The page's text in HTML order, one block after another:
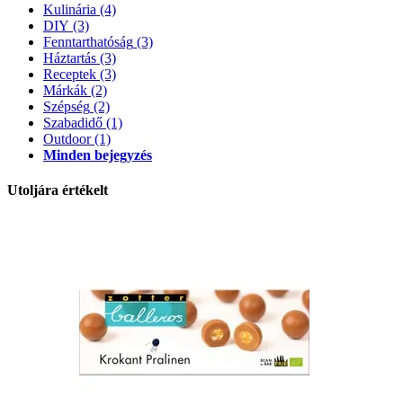
Kulinária (4)
DIY (3)
Fenntarthatóság (3)
Háztartás (3)
Receptek (3)
Márkák (2)
Szépség (2)
Szabadidő (1)
Outdoor(1)
Minden bejegyzés
Utoljára értékelt